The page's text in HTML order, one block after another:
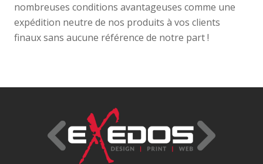
nombreuses conditions avantageuses comme une
expédition neutre de nos produits à vos clients
finaux sans aucune référence de notre part !